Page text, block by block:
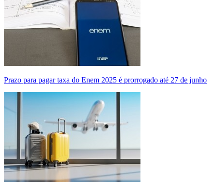
Prazo para pagar taxa do Enem 2025 é prorrogado até 27 de junho